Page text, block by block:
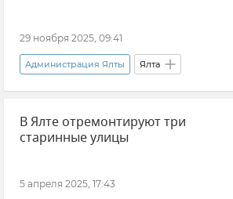
29 ноября 2025, 09:41
Администрация Ялты Ялта
Ситуация на дорогах Крыма
Дорожное движение ЮБК
Новости Крыма
В Ялте отремонтируют три
старинные улицы
5 апреля 2025, 17:43